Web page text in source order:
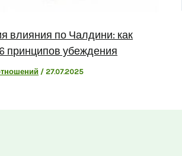
влияния по Чалдини: как
принципов убеждения
/27.07.2025